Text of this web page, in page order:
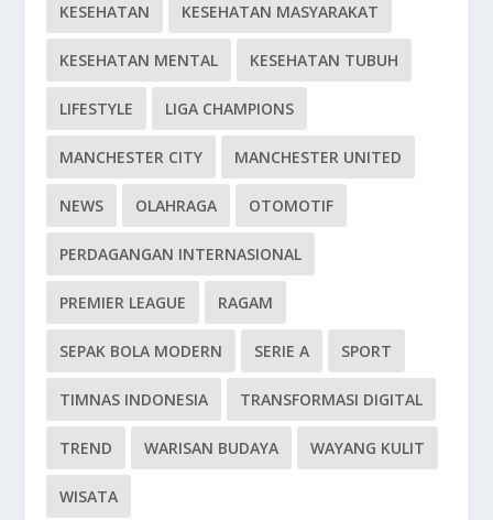
KESEHATAN KESEHATAN MASYARAKAT
KESEHATAN MENTAL KESEHATAN TUBUH
LIFESTYLE LIGA CHAMPIONS
MANCHESTER CITY MANCHESTER UNITED
NEWS OLAHRAGA OTOMOTIF
PERDAGANGAN INTERNASIONAL
PREMIER LEAGUE RAGAM
SEPAK BOLA MODERN SERIE A SPORT
TIMNAS INDONESIA TRANSFORMASI DIGITAL
TREND WARISAN BUDAYA WAYANG KULIT
WISATA